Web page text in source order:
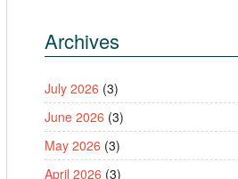
Archives
July 2026 (3)
June 2026 (3)
May 2026 (3)
April 2026 (3)